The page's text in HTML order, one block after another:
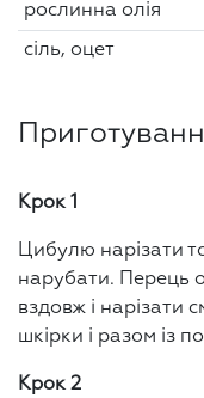
рослинна олія
сіль, оцет
Крок 1
Цибулю нарізати
нарубати. Перець
вздовж і нарізати
шкірки і разом із
Крок 2